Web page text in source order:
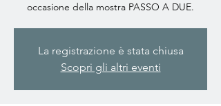
occasione della mostra PASSO A DUE.
La registrazione è stata chiusa
Scopri gli altri eventi